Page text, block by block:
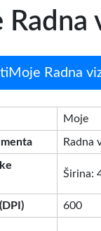
Radna
Moje
Radna
Širina:
600